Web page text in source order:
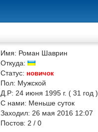
Имя: Роман Шаврин
Откуда:
Статус: новичок
Пол: Мужской
Д.Р: 24 июня 1995 г. ( 31 год )
С нами: Меньше суток
Заходил: 26 мая 2016 12:07
Постов: 2 / 0